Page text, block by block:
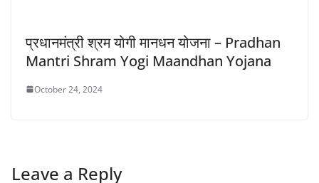
प्रधानमंत्री श्रम योगी मानधन योजना – Pradhan
Mantri Shram Yogi Maandhan Yojana
October 24, 2024
Leave a Reply